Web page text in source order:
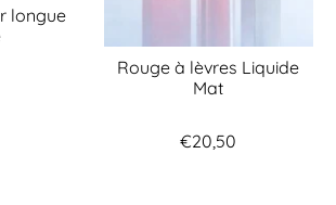
longue
Rouge à lèvres Liquide
Mat
€20,50